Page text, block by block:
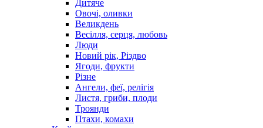
Дитяче
Овочі, оливки
Великдень
Весілля, серця, любовь
Люди
Новий рік, Різдво
Ягоди, фрукти
Різне
Ангели, феї, релігія
Листя, гриби, плоди
Троянди
Птахи, комахи